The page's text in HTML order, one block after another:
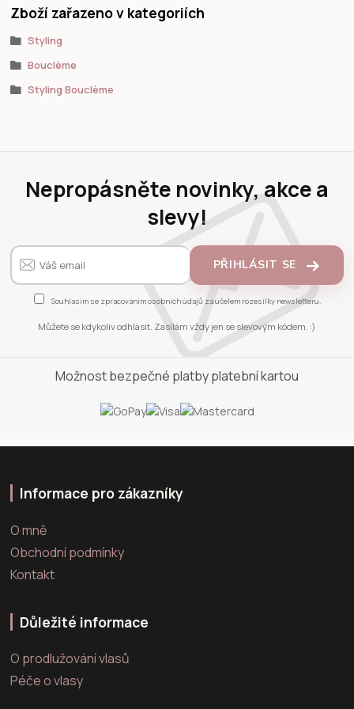
Zboží zařazeno v kategoriích
Styling
Bouclème
Styling Bouclème
Nepropásněte novinky, akce a
slevy!
PŘIHLÁSIT SE
Souhlasím se zpracováním osobních údajů za účelem rozesílky newsletteru.
Můžete se kdykoliv odhlásit. Zasílám vždy jen se slevovým kódem. :)
Možnost bezpečné platby platební kartou
Informace pro zákazníky
O mně
Obchodní podmínky
Kontakt
Důležité informace
O prodlužování vlasů
Péče o vlasy